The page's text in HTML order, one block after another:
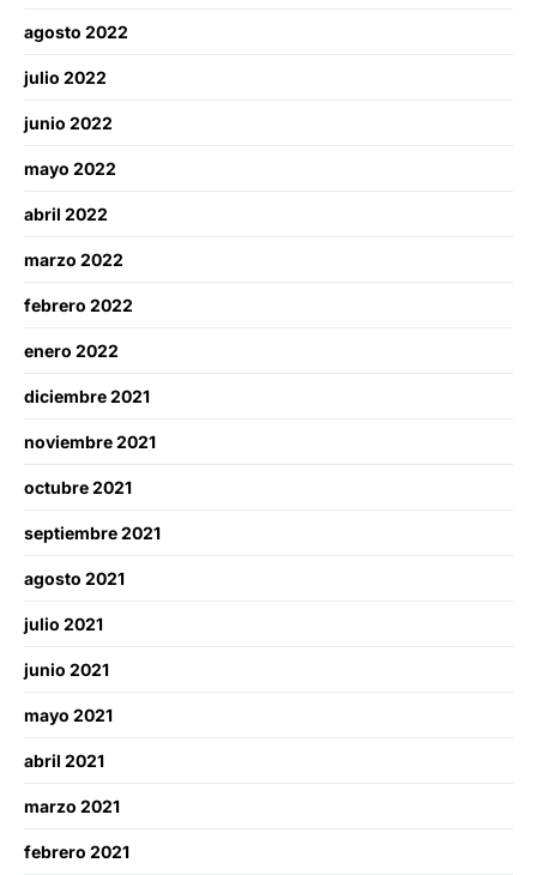
agosto 2022
julio 2022
junio 2022
mayo 2022
abril 2022
marzo 2022
febrero 2022
enero 2022
diciembre 2021
noviembre 2021
octubre 2021
septiembre 2021
agosto 2021
julio 2021
junio 2021
mayo 2021
abril 2021
marzo 2021
febrero 2021